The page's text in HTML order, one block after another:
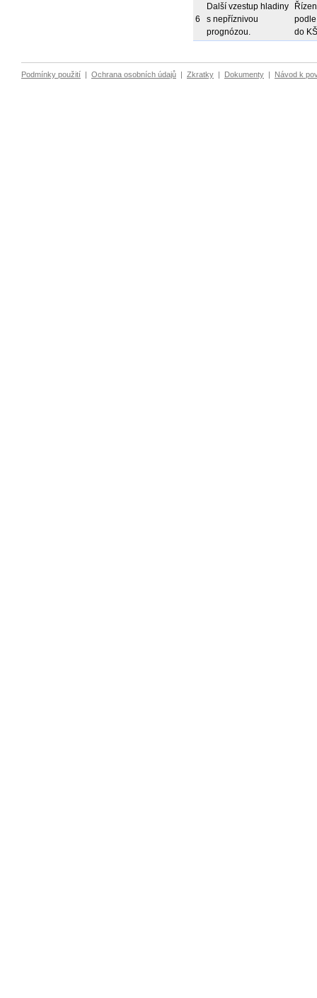
6
Další vzestup hladiny
s nepříznivou
prognózou.
do
Podmínky použití | Ochrana osobních údajů | Zkratky | Dokumenty | Návod k